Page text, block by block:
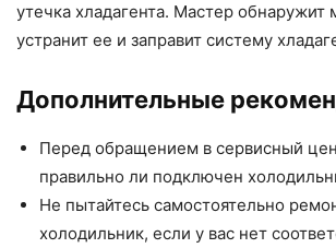
утечка хладагента. Мастер обнаружит
устранит ее и заправит систему
Дополнительные
Перед обращением в сервисный
правильно ли подключен
Не пытайтесь самостоятельно
холодильник, если у вас нет